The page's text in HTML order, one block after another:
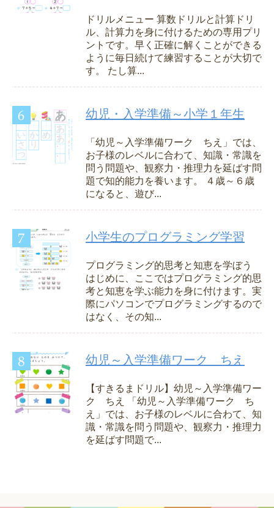
ドリルメニュー 算数ドリルと計算ドリ
ル、計算力を身に付けるための専用プリ
ントです。早く正確に解くことができる
ように毎日続けて練習することが大切で
す。 たし算...
幼児・入学準備～小学１年生
「幼児～入学準備ワーク ちえ」では、
お子様のレベルに合わて、知識・常識を
問う問題や、観察力・推理力を延ばす問
題で知的能力を養います。 ４歳～６歳
になると、遊び...
小学生のプログラミング学習
プログラミング的思考と知恵を学ぼう
はじめに、ここではプログラミング的思
考と知恵を学ぶ能力を身に付けます。実
際にパソコンでプログラミングするので
はなく、その知...
幼児～入学準備ワーク ちえ
【すきるまドリル】幼児～入学準備ワー
ク ちえ 「幼児～入学準備ワーク ち
え」では、お子様のレベルに合わて、知
識・常識を問う問題や、観察力・推理力
を延ばす問題で...